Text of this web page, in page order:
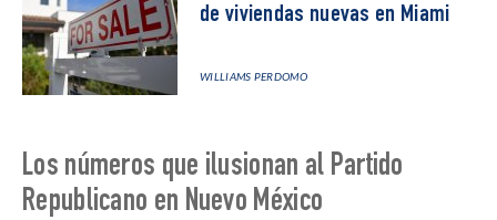
de viviendas nuevas en Miami
WILLIAMS PERDOMO
Los números que ilusionan al Partido
Republicano en Nuevo México